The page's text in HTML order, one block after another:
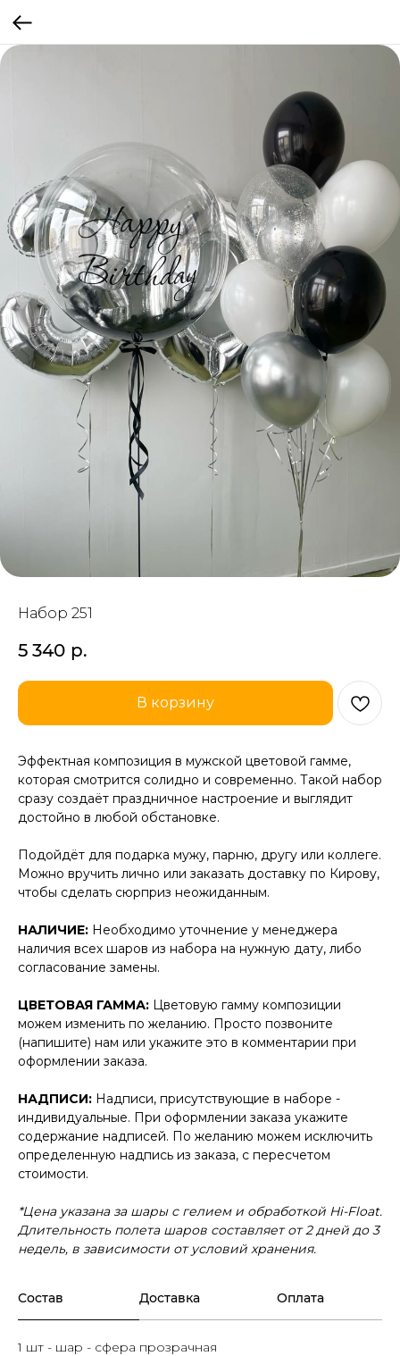
Набор 251
5 340 р.
В корзину
Эффектная композиция в мужской цветовой гамме,
которая смотрится солидно и современно. Такой набор
сразу создаёт праздничное настроение и выглядит
достойно в любой обстановке.
Подойдёт для подарка мужу, парню, другу или коллеге.
Можно вручить лично или заказать доставку по Кирову,
чтобы сделать сюрприз неожиданным.
НАЛИЧИЕ: Необходимо уточнение у менеджера
наличия всех шаров из набора на нужную дату, либо
согласование замены.
ЦВЕТОВАЯ ГАММА: Цветовую гамму композиции
можем изменить по желанию. Просто позвоните
(напишите) нам или укажите это в комментарии при
оформлении заказа.
НАДПИСИ: Надписи, присутствующие в наборе -
индивидуальные. При оформлении заказа укажите
содержание надписей. По желанию можем исключить
определенную надпись из заказа, с пересчетом
стоимости.
*Цена указана за шары с гелием и обработкой Hi-Float.
Длительность полета шаров составляет от 2 дней до 3
недель, в зависимости от условий хранения.
Состав Доставка Оплата
1 шт - шар - сфера прозрачная